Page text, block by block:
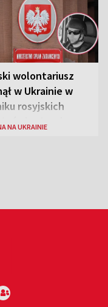
wolontariusz
w Ukrainie w
rosyjskich
zbrojnych
NA UKRAINIE